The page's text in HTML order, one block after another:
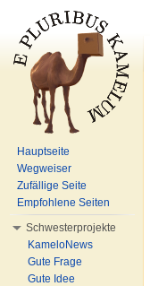
Hauptseite
Wegweiser
Zufällige Seite
Empfohlene Seiten
Schwesterprojekte
KameloNews
Gute Frage
Gute Idee